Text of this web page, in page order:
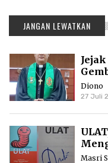
JANGAN LEWATKAN
Daud
Diono
27 Juli
Masri